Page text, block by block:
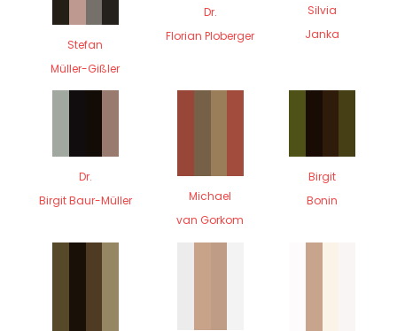
Stefan
Müller-Gißler
Dr.
Florian Ploberger
Silvia
Janka
Dr.
Birgit Baur-Müller
Michael
van Gorkom
Birgit
Bonin